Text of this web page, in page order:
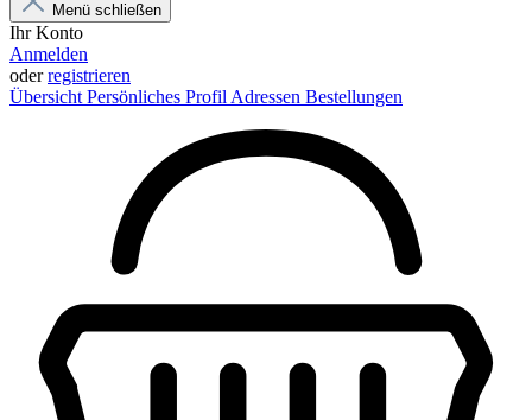
Menü schließen
Ihr Konto
Anmelden
oderregistrieren
Übersicht Persönliches Profil Adressen Bestellungen